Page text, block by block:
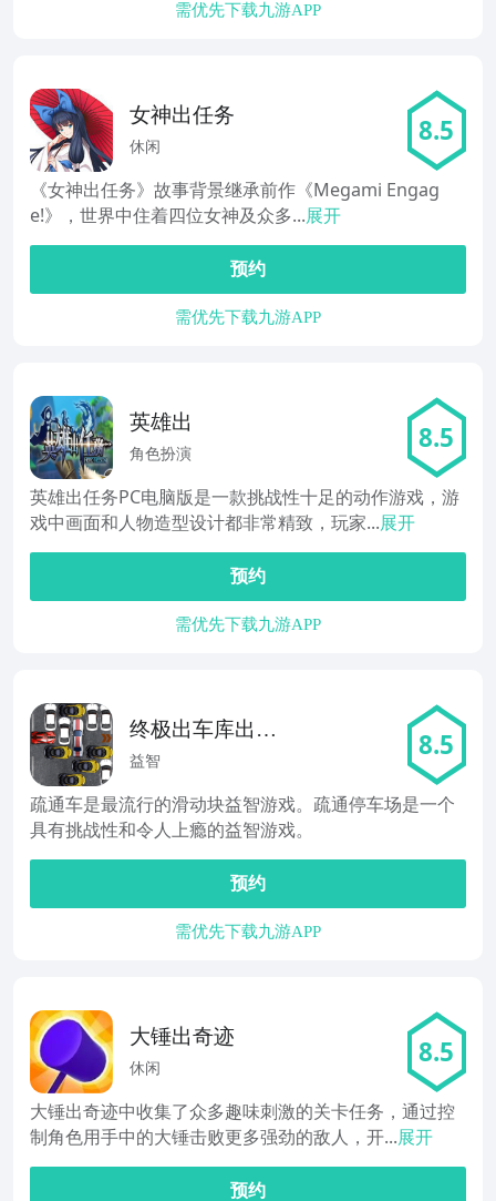
需优先下载九游APP
女神出任务
休闲 8.5
《女神出任务》故事背景继承前作《Megami Engag
e!》，世界中住着四位女神及众多...展开
预约
需优先下载九游APP
英雄出
角色扮演 8.5
英雄出任务PC电脑版是一款挑战性十足的动作游戏，游
戏中画面和人物造型设计都非常精致，玩家...展开
预约
需优先下载九游APP
终极出车库出车
库
益智 8.5
疏通车是最流行的滑动块益智游戏。疏通停车场是一个
具有挑战性和令人上瘾的益智游戏。
预约
需优先下载九游APP
大锤出奇迹
休闲 8.5
大锤出奇迹中收集了众多趣味刺激的关卡任务，通过控
制角色用手中的大锤击败更多强劲的敌人，开...展开
预约